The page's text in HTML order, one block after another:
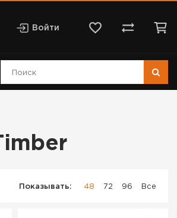
Войти
Показывать: 48 72 96 Все